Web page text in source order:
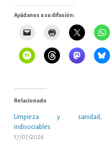
Ayúdanos a su difusión:
Relacionado
Limpieza y sanidad,
indisociables
17/07/2026